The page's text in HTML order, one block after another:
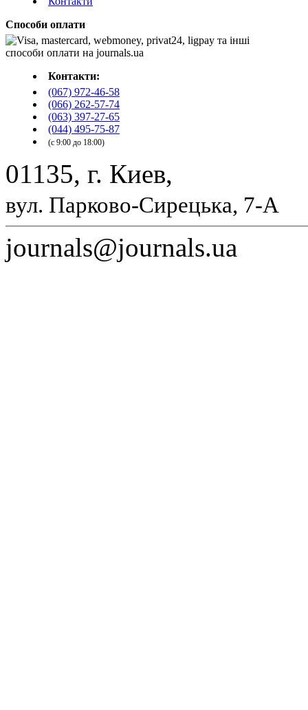
Способи оплати
Контакти:
(067) 972-46-58
(066) 262-57-74
(063) 397-27-65
(044) 495-75-87
(с 9:00 до 18:00)
01135, г. Киев,
вул. Парково-Сирецька, 7-А
journals@journals.ua